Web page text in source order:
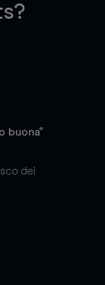
buona"
dei